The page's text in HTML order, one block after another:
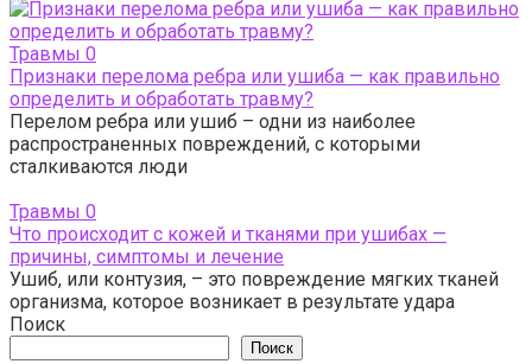
Травмы 0
Признаки перелома ребра или ушиба — как правильно
определить и обработать травму?
Перелом ребра или ушиб – одни из наиболее
распространенных повреждений, с которыми
сталкиваются люди
Травмы 0
Что происходит с кожей и тканями при ушибах —
причины, симптомы и лечение
Ушиб, или контузия, – это повреждение мягких тканей
организма, которое возникает в результате удара
Поиск
Поиск